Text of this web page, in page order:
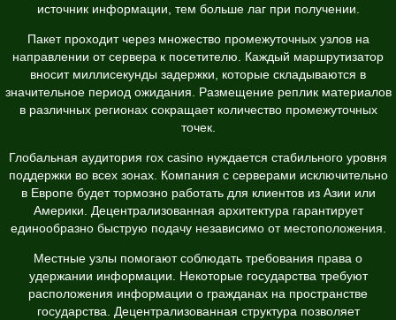
источник информации, тем больше лаг при получении.
Пакет проходит через множество промежуточных узлов на
направлении от сервера к посетителю. Каждый маршрутизатор
вносит миллисекунды задержки, которые складываются в
значительное период ожидания. Размещение реплик материалов
в различных регионах сокращает количество промежуточных
точек.
Глобальная аудитория rox casino нуждается стабильного уровня
поддержки во всех зонах. Компания с серверами исключительно
в Европе будет тормозно работать для клиентов из Азии или
Америки. Децентрализованная архитектура гарантирует
единообразно быструю подачу независимо от местоположения.
Местные узлы помогают соблюдать требования права о
удержании информации. Некоторые государства требуют
расположения информации о гражданах на пространстве
государства. Децентрализованная структура позволяет